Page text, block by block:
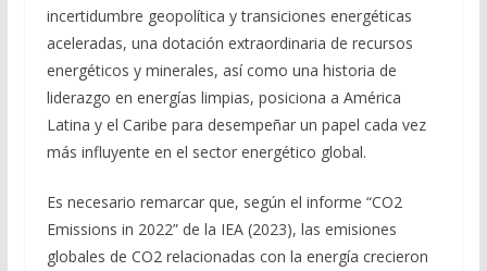
incertidumbre geopolítica y transiciones energéticas
aceleradas, una dotación extraordinaria de recursos
energéticos y minerales, así como una historia de
liderazgo en energías limpias, posiciona a América
Latina y el Caribe para desempeñar un papel cada vez
más influyente en el sector energético global.
Es necesario remarcar que, según el informe “CO2
Emissions in 2022” de la IEA (2023), las emisiones
globales de CO2 relacionadas con la energía crecieron